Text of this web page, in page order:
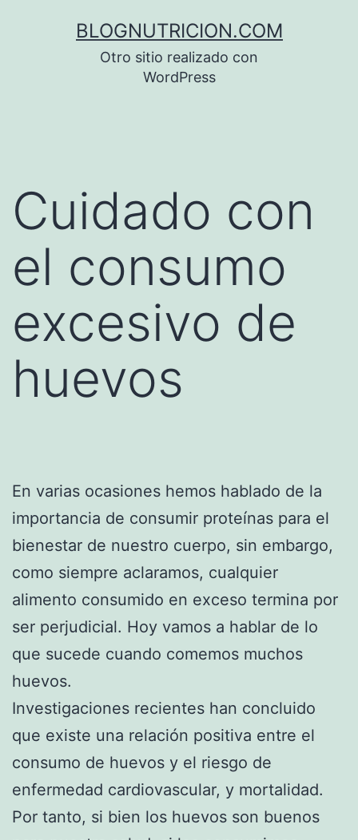
BLOGNUTRICION.COM
Otro sitio realizado con
WordPress
Cuidado con
el consumo
excesivo de
huevos
En varias ocasiones hemos hablado de la
importancia de consumir proteínas para el
bienestar de nuestro cuerpo, sin embargo,
como siempre aclaramos, cualquier
alimento consumido en exceso termina por
ser perjudicial. Hoy vamos a hablar de lo
que sucede cuando comemos muchos
huevos.
Investigaciones recientes han concluido
que existe una relación positiva entre el
consumo de huevos y el riesgo de
enfermedad cardiovascular, y mortalidad.
Por tanto, si bien los huevos son buenos